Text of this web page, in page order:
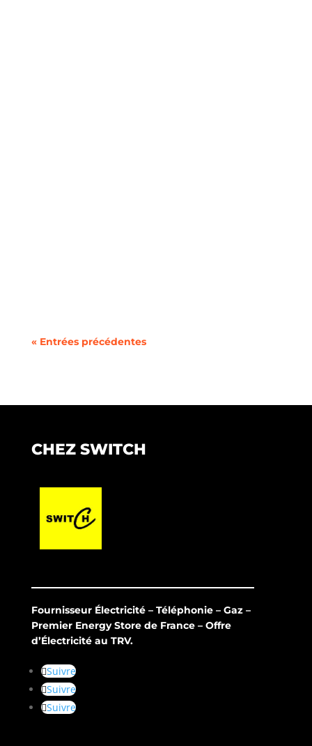
« Entrées précédentes
CHEZ SWITCH
Fournisseur Électricité – Téléphonie – Gaz –
Premier Energy Store de France – Offre
d’Électricité au TRV.
Suivre
Suivre
Suivre